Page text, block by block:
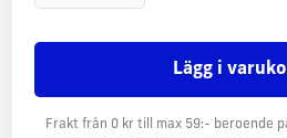
Frakt från 0 kr till max 59:- beroende